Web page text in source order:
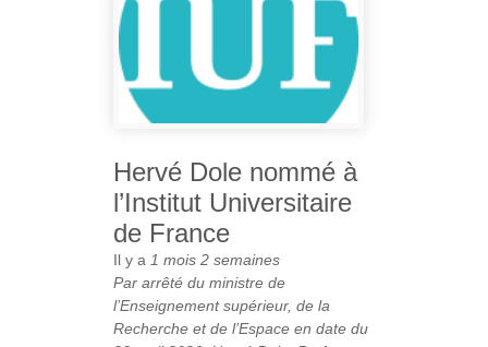
Hervé Dole nommé à
l’Institut Universitaire
de France
Il y a 1 mois 2 semaines
Par arrêté du ministre de
l’Enseignement supérieur, de la
Recherche et de l’Espace en date du